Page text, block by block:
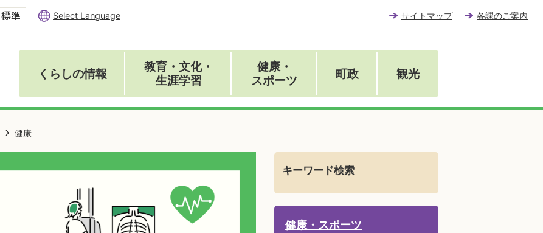
Select Language サイトマップ 各課のご案内
くらしの情報
教育・文化・
生涯学習
健康・
スポーツ
町政 観光
健康
キーワード検索
健康・スポーツ